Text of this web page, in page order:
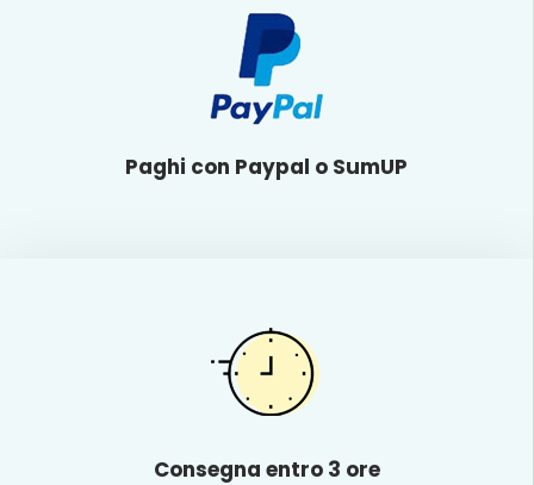
Paghi con Paypal o SumUP
Consegna entro 3 ore